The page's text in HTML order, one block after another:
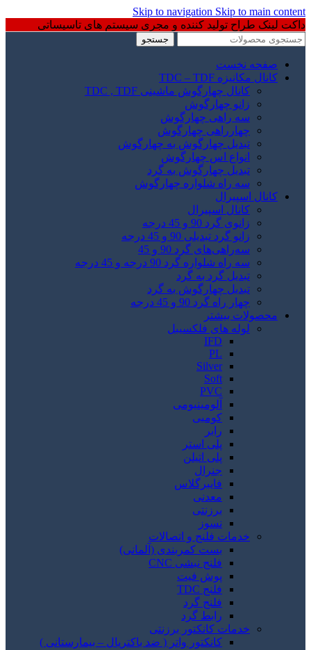
Skip to navigation Skip to main content
داکت لینک طراح تولید کننده و مجری سیستم های تاسیساتی
جستجو
صفحه نخست
کانال مکانیزه TDC – TDF
کانال چهارگوش ماشینی TDC , TDF
زانو چهارگوش
سه راهی چهارگوش
چهارراهی چهارگوش
تبدیل چهارگوش به چهارگوش
انواع اس چهارگوش
تبدیل چهارگوش به گرد
سه راه شلواره چهارگوش
کانال اسپیرال
کانال اسپیرال
زانوی گرد 90 و 45 درجه
زانو گرد تبدیلی 90 و 45 درجه
سه‌راهی‌های گرد 90 و 45
سه راه شلواره گرد 90 درجه و 45 درجه
تبدیل گرد به گرد
تبدیل چهارگوش به گرد
چهار راه گرد 90 و 45 درجه
محصولات بیشتر
لوله های فلکسیبل
IFD
PL
Silver
Soft
PVC
آلومینیومی
کومبی
رابر
پلی استر
پلی اتیلن
جنرال
فایبرگلاس
معدنی
برزنتی
نسوز
خدمات فلنج و اتصالات
بست کمربندی (آلمانی)
فلنج نبشی CNC
پوش فیت
فلنج TDC
فلنج گرد
رابط گرد
خدمات کانکتور برزنتی
کانکتور واتر ( ضد باکتریال – بیمارستانی )